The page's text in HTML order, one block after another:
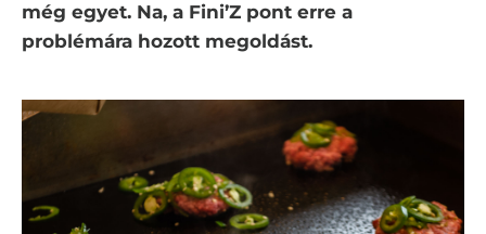
még egyet. Na, a Fini’Z pont erre a
problémára hozott megoldást.